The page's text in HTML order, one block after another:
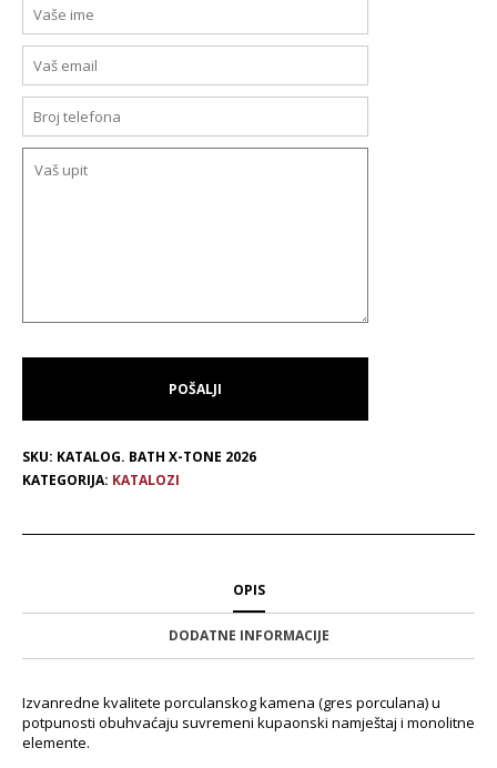
SKU: KATALOG. BATH X-TONE 2026
KATEGORIJA: KATALOZI
OPIS
DODATNE INFORMACIJE
Izvanredne kvalitete porculanskog kamena (gres porculana) u
potpunosti obuhvaćaju suvremeni kupaonski namještaj i monolitne
elemente.